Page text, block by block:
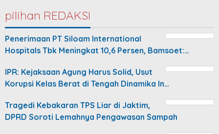
pilihan REDAKSI
Penerimaan PT Siloam International
Hospitals Tbk Meningkat 10,6 Persen, Bamsoet:…
IPR: Kejaksaan Agung Harus Solid, Usut
Korupsi Kelas Berat di Tengah Dinamika In…
Tragedi Kebakaran TPS Liar di Jaktim,
DPRD Soroti Lemahnya Pengawasan Sampah